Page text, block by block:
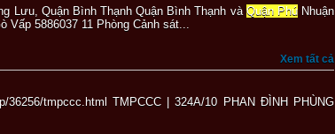
Lưu, Quận Bình Thạnh Quận Bình Thạnh và Quận PhúNhuận
5886037 11 Phòng Cảnh sát...
Xem tất cả
36256/tmpccc.html TMPCCC | 324A/10 PHAN ĐÌNH PHÙNG